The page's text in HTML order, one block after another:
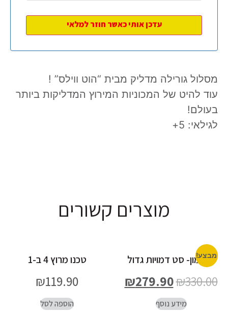
מסלול גורילה מדליק מבית “הוט ווילס” !
עוד להיט של המכוניות המירוץ המדליקות ביותר
בעולם!
לגילאי: 5+
מוצרים קשורים
מבצע!
פוקימון- סט דמויות גדול
₪330.00
₪279.90
מידע נוסף
טכנו מרוץ 4 ב-1
₪119.90
הוספה לסל